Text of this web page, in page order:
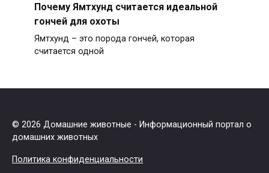
Почему Ямтхунд считается идеальной
гончей для охоты
Ямтхунд – это порода гончей, которая
считается одной
© 2026 Домашние животные - Информационный портал о
домашних животных
Политика конфиденциальности